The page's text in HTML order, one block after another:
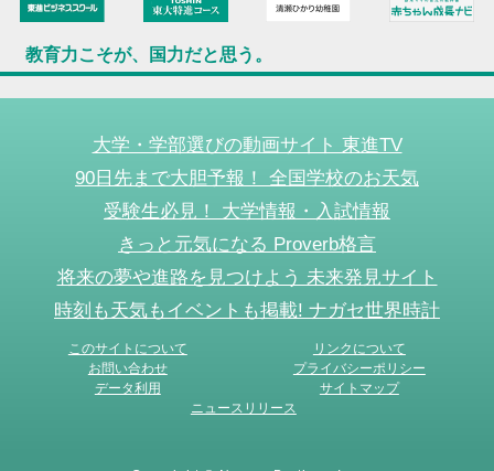
教育力こそが、国力だと思う。
大学・学部選びの動画サイト 東進TV
90日先まで大胆予報！ 全国学校のお天気
受験生必見！ 大学情報・入試情報
きっと元気になる Proverb格言
将来の夢や進路を見つけよう 未来発見サイト
時刻も天気もイベントも掲載! ナガセ世界時計
このサイトについて
リンクについて
お問い合わせ
プライバシーポリシー
データ利用
サイトマップ
ニュースリリース